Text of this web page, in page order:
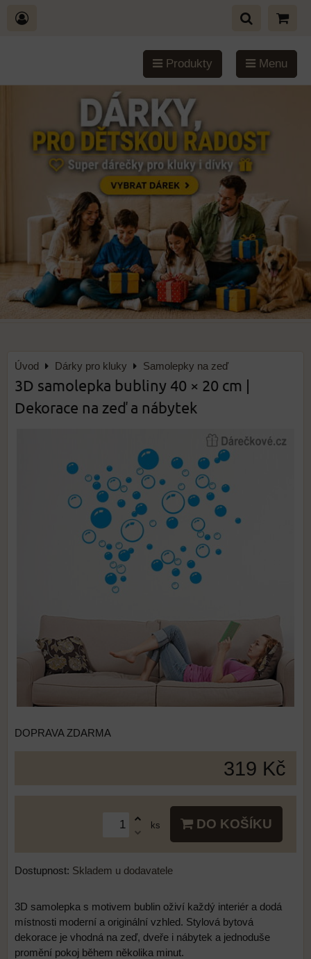
Produkty Menu
Úvod Dárky pro kluky Samolepky na zeď
3D samolepka bubliny 40 × 20 cm |
Dekorace na zeď a nábytek
DOPRAVA ZDARMA
319 Kč
ks DO KOŠÍKU
Dostupnost: Skladem u dodavatele
3D samolepka s motivem bublin oživí každý interiér a dodá
místnosti moderní a originální vzhled. Stylová bytová
dekorace je vhodná na zeď, dveře i nábytek a jednoduše
promění pokoj během několika minut.